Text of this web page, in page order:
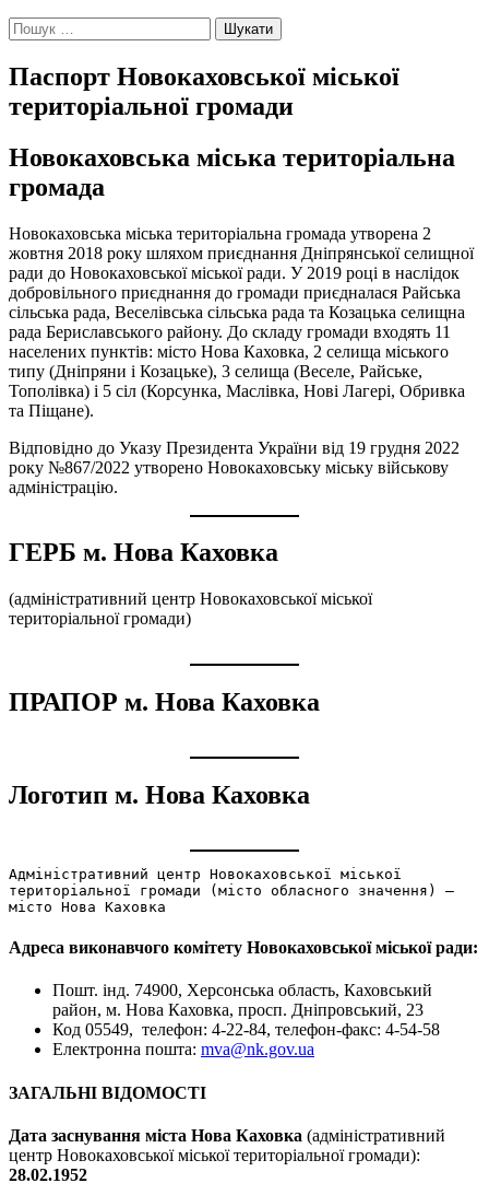
Пошук:
Паспорт Новокаховської міської
територіальної громади
Новокаховська міська територіальна
громада
Новокаховська міська територіальна громада утворена 2
жовтня 2018 року шляхом приєднання Дніпрянської селищної
ради до Новокаховської міської ради. У 2019 році в наслідок
добровільного приєднання до громади приєдналася Райська
сільська рада, Веселівська сільська рада та Козацька селищна
рада Бериславського району. До складу громади входять 11
населених пунктів: місто Нова Каховка, 2 селища міського
типу (Дніпряни і Козацьке), 3 селища (Веселе, Райське,
Тополівка) і 5 сіл (Корсунка, Маслівка, Нові Лагері, Обривка
та Піщане).
Відповідно до Указу Президента України від 19 грудня 2022
року №867/2022 утворено Новокаховську міську військову
адміністрацію.
ГЕРБ м. Нова Каховка
(адміністративний центр Новокаховської міської
територіальної громади)
ПРАПОР м. Нова Каховка
Логотип м. Нова Каховка
Адміністративний центр Новокаховської міської
територіальної громади (місто обласного значення) –
місто Нова Каховка
Адреса виконавчого комітету Новокаховської міської ради:
Пошт. інд. 74900, Херсонська область, Каховський
район, м. Нова Каховка, просп. Дніпровський, 23
Код 05549, телефон: 4-22-84, телефон-факс: 4-54-58
Електронна пошта: mva@nk.gov.ua
ЗАГАЛЬНІ ВІДОМОСТІ
Дата заснування міста Нова Каховка (адміністративний
центр Новокаховської міської територіальної громади):
28.02.1952